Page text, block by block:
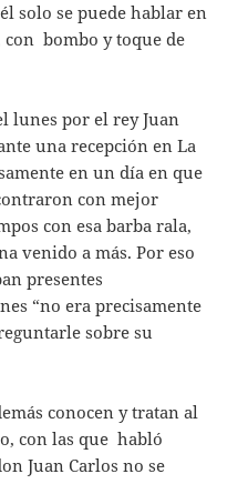
solo se puede hablar en
bombo y toque de
lunes por el rey Juan
una recepción en La
en un día en que
con mejor
con esa barba rala,
venido a más. Por eso
presentes
“no era precisamente
sobre su
conocen y tratan al
con las que habló
Juan Carlos no se